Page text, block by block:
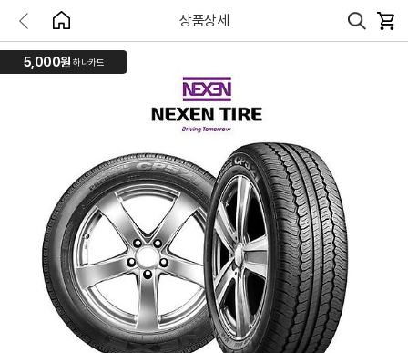
상품상세
5,000원 하나카드